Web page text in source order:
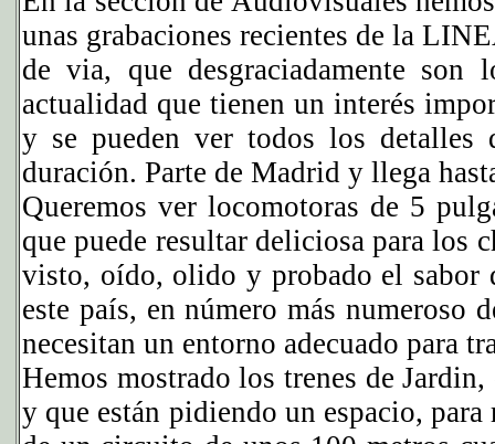
unas grabaciones recientes de la
de via, que desgraciadamente
actualidad que tienen un interés
y se pueden ver todos los
duración. Parte de Madrid y llega
Queremos ver locomotoras de 5
que puede resultar deliciosa para los
visto, oído, olido y probado el sabor
este país, en número más numeroso
necesitan un entorno adecuado para
Hemos mostrado los trenes de
y que están pidiendo un espacio,